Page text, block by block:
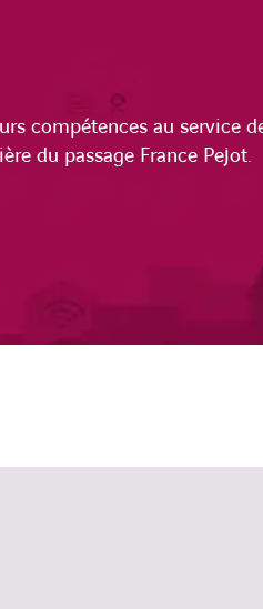
compétences au service
du passage France Pejot.